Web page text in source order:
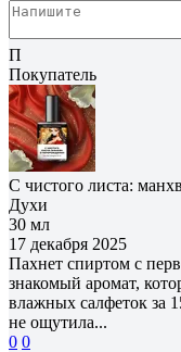
П
Покупатель
С чистого листа:
Духи
30 мл
17 декабря 2025
Пахнет спиртом с
знакомый аромат,
влажных салфеток за
не ощутила...
0 0